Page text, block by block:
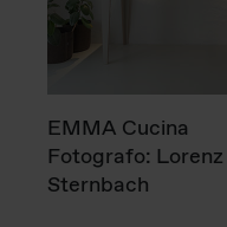
EMMA Cucina
Fotografo: Lorenz
Sternbach